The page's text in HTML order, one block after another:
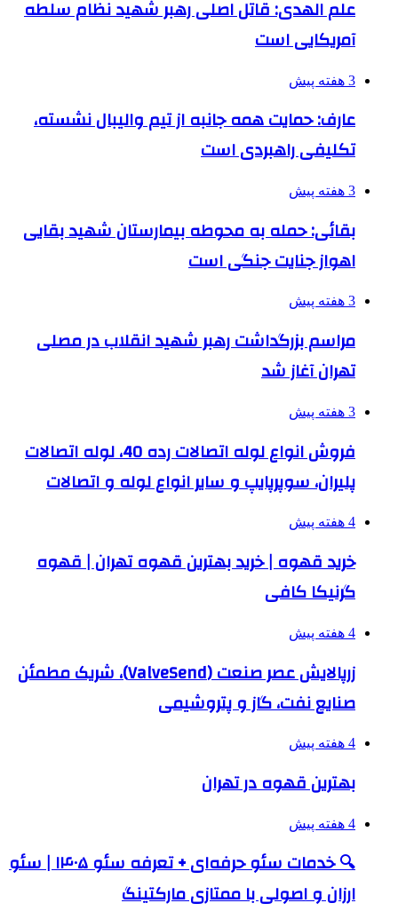
علم الهدی: قاتل اصلی رهبر شهید نظام سلطه
آمریکایی است
3 هفته پیش
عارف: حمایت همه جانبه از تیم والیبال نشسته،
تکلیفی راهبردی است
3 هفته پیش
بقائی: حمله به محوطه بیمارستان شهید بقایی
اهواز جنایت جنگی است
3 هفته پیش
مراسم بزرگداشت رهبر شهید انقلاب در مصلی
تهران آغاز شد
3 هفته پیش
فروش انواع لوله اتصالات رده 40، لوله اتصالات
پلیران، سوپرپایپ و سایر انواع لوله و اتصالات
4 هفته پیش
خرید قهوه | خرید بهترین قهوه تهران | قهوه
گرنیکا کافی
4 هفته پیش
زرپالایش عصر صنعت (ValveSend)، شریک مطمئن
صنایع نفت، گاز و پتروشیمی
4 هفته پیش
بهترین قهوه در تهران
4 هفته پیش
🔍 خدمات سئو حرفه‌ای + تعرفه سئو ۱۴۰۵ | سئو
ارزان و اصولی با ممتازی مارکتینگ